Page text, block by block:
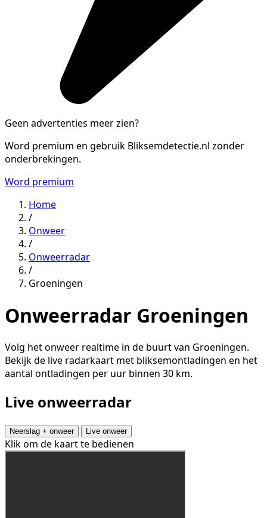
Geen advertenties meer zien?
Word premium en gebruik Bliksemdetectie.nl zonder
onderbrekingen.
Word premium
Home
/
Onweer
/
Onweerradar
/
Groeningen
Onweerradar Groeningen
Volg het onweer realtime in de buurt van Groeningen.
Bekijk de live radarkaart met bliksemontladingen en het
aantal ontladingen per uur binnen 30 km.
Live onweerradar
Neerslag + onweer Live onweer
Klik om de kaart te bedienen